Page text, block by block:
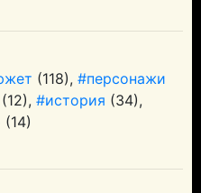
(118), #персонажи
(12), #история (34),
(14)